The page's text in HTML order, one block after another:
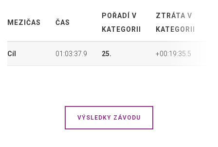
MEZIČAS ČAS
POŘADÍ V
KATEGORII
ZTRÁTA V
KATEGORII
Cíl 01:03:37.9 25. +00:19:35.5
VÝSLEDKY ZÁVODU